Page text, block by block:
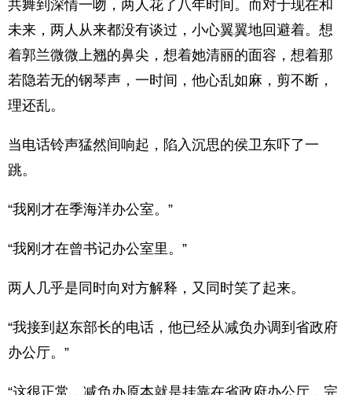
共舞到深情一吻，两人花了八年时间。而对于现在和
未来，两人从来都没有谈过，小心翼翼地回避着。想
着郭兰微微上翘的鼻尖，想着她清丽的面容，想着那
若隐若无的钢琴声，一时间，他心乱如麻，剪不断，
理还乱。
当电话铃声猛然间响起，陷入沉思的侯卫东吓了一
跳。
“我刚才在季海洋办公室。”
“我刚才在曾书记办公室里。”
两人几乎是同时向对方解释，又同时笑了起来。
“我接到赵东部长的电话，他已经从减负办调到省政府
办公厅。”
“这很正常，减负办原本就是挂靠在省政府办公厅，完